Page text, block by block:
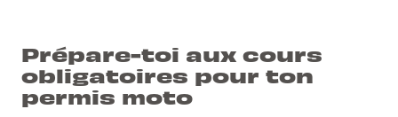
Prépare-toi aux cours
obligatoires pour ton
permis moto